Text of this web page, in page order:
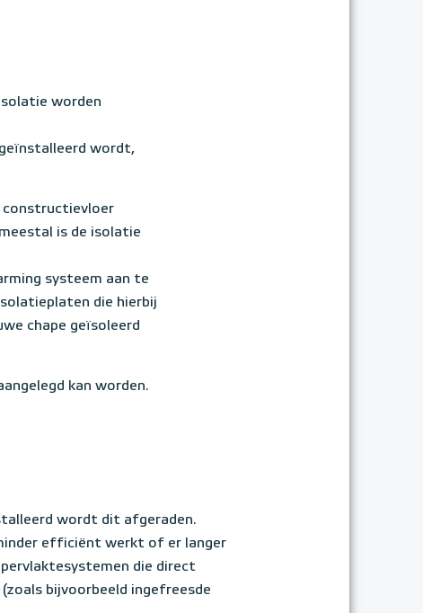
worden
wordt,
constructievloer
is de isolatie
systeem aan te
die hierbij
chape geïsoleerd
kan worden.
wordt dit afgeraden.
efficiënt werkt of er langer
die direct
bijvoorbeeld ingefreesde